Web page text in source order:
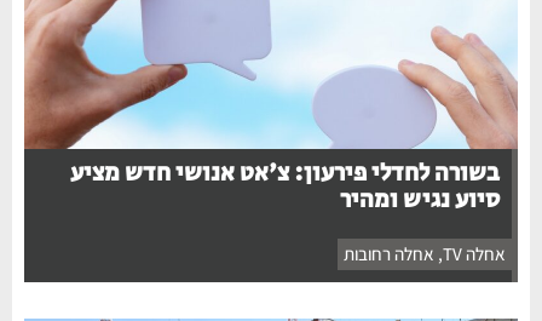
בשורה לחדלי פירעון: צ'אט אנושי חדש מציע
סיוע נגיש ומהיר
אחלה TV , אחלה רחובות